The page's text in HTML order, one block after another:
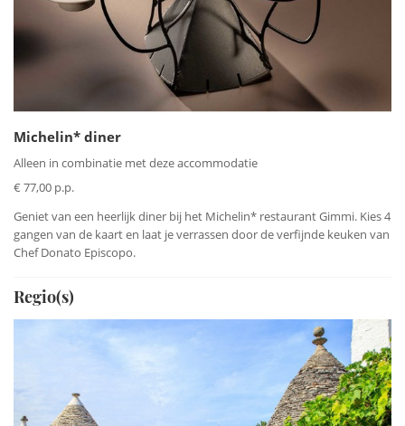
Michelin* diner
Alleen in combinatie met deze accommodatie
€ 77,00 p.p.
Geniet van een heerlijk diner bij het Michelin* restaurant Gimmi. Kies 4
gangen van de kaart en laat je verrassen door de verfijnde keuken van
Chef Donato Episcopo.
Regio(s)